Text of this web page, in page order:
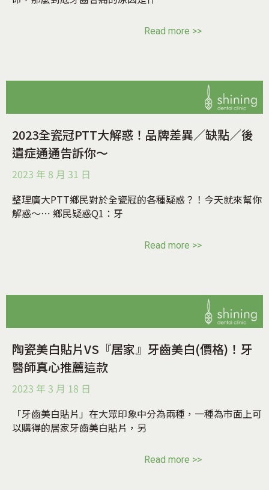
Read more >>
2023全瓷冠PTT大解惑！品牌差異／缺點／後
遺症通通告訴你～
2023 年 8 月 31 日
整理廣大PTT鄉民對於全瓷冠的各種疑惑？！今天就來幫你
解惑～⋯ 鄉民疑惑Q1：牙
Read more >>
陶瓷美白貼片VS『居家』牙齒美白(價格)！牙
醫師真心推薦這款
2023 年 3 月 18 日
「牙齒美白貼片」在大眾印象中分為兩種，一種為市面上可
以購得的居家牙齒美白貼片，另
Read more >>